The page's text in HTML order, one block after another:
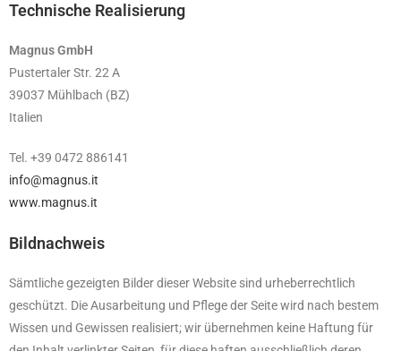
Technische Realisierung
Magnus GmbH
Pustertaler Str. 22 A
39037 Mühlbach (BZ)
Italien
Tel. +39 0472 886141
info@magnus.it
www.magnus.it
Bildnachweis
Sämtliche gezeigten Bilder dieser Website sind urheberrechtlich
geschützt. Die Ausarbeitung und Pflege der Seite wird nach bestem
Wissen und Gewissen realisiert; wir übernehmen keine Haftung für